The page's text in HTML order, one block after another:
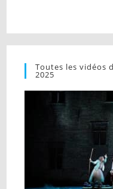
Toutes les vidéos
2025